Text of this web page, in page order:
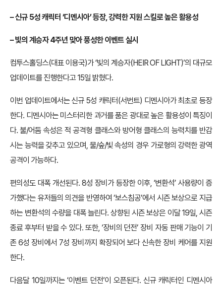
–신규 5성 캐릭터 ‘디멘시아’ 등장, 강력한 지원 스킬로 높은 활용성
–빛의 계승자 4주년 맞아 풍성한 이벤트 실시
컴투스홀딩스(대표 이용국)가 ‘빛의 계승자(HEIR OF LIGHT)’의 대규모
업데이트를 진행한다고 15일 밝혔다.
이번 업데이트에서는 신규 5성 캐릭터(서번트) 디멘시아가 최초로 등장
한다. 디멘시아는 미스터리한 과거를 품은 광대로 높은 활용성이 특징이
다. 불/어둠 속성은 적 공격형 클래스와 방어형 클래스의 능력치를 반감
시는 능력을 갖추고 있으며, 물/숲/빛 속성의 경우 가로형의 강력한 광역
공격이 가능하다.
편의성도 대폭 개선된다. 8성 장비가 등장한 이후, ‘변환석’ 사용량이 증
가했다는 유저들의 의견을 반영하여 ‘보스침공’에서 시즌 보상으로 지급
하는 변환석의 수량을 대폭 늘린다. 상향된 시즌 보상은 이달 19일, 시즌
종료 후부터 받을 수 있다. 또한, ‘장비의 던전’ 장비 자동 판매 기능이 기
존 6성 장비에서 7성 장비까지 확장되어 보다 신속한 장비 케어를 지원
한다.
다음달 10일까지는 ‘이벤트 던전’이 오픈된다. 신규 캐릭터인 디멘시아